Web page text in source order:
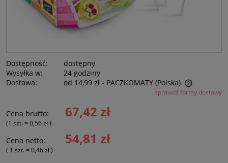
Dostępność:
dostępny
Wysyłka w:
24 godziny
Dostawa:
od 14,99 zł - PACZKOMATY(Polska)
Cena nie zawiera ewentualnych kosztów płatnościsprawdź formy dostawy
Cena brutto: 67,42 zł
(1 szt. = 0,56 zł)
Cena netto: 54,81 zł
( 1 szt. = 0,46 zł)